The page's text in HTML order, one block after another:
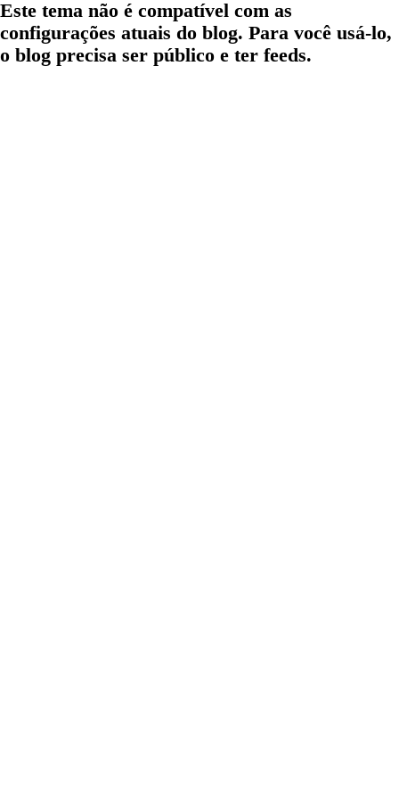
Este tema não é compatível com as
configurações atuais do blog. Para você usá-lo,
o blog precisa ser público e ter feeds.